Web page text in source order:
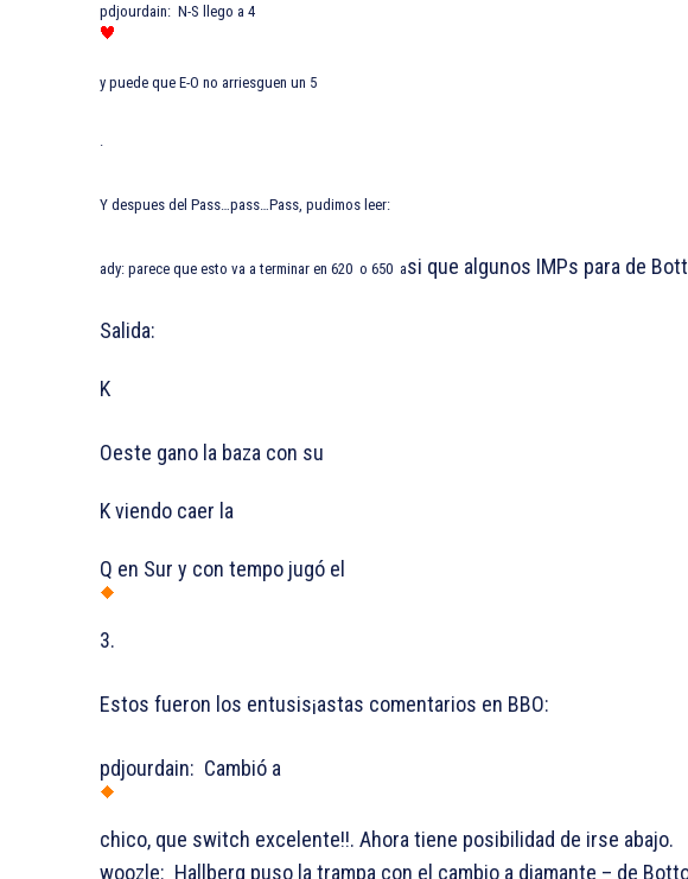
pdjourdain: N-S llego a 4
y puede que E-O no arriesguen un 5
Y despues del Pass…pass…Pass, pudimos leer:
ady: parece que esto va a terminar en 620 o 650 asi que algunos IMPs para de
Salida:
K
Oeste gano la baza con su
K viendo caer la
Q en Sur y con tempo jugó el
3.
Estos fueron los entusis¡astas comentarios en BBO:
pdjourdain: Cambió a
chico, que switch excelente!!. Ahora tiene posibilidad de irse abajo.
woozle: Hallberg puso la trampa con el cambio a diamante – de